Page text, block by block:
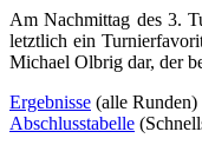
Am Nachmittag des 3.
letztlich ein
Michael Olbrig dar, der
Ergebnisse (alle Runden)
Abschlusstabelle